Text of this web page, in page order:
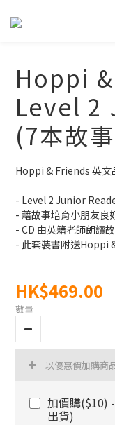
Hoppi
Level 2
(7本故
Hoppi & Friends 英文
- Level 2 Junior
- 藉故事培育小朋友良
- CD 由英籍老師朗讀
- 此套裝書附送Hoppi
HK$469.00
數量
以優惠價加購商
加價購($10)
出貨)